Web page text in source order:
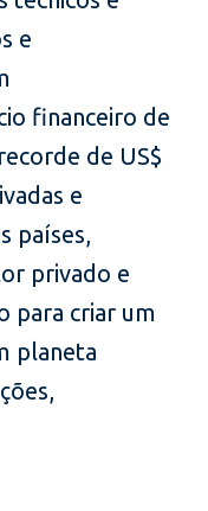
e
financeiro de
de US$
e
países,
privado e
para criar um
planeta